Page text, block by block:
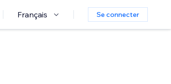
Français Se connecter